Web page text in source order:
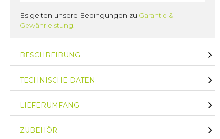
Es gelten unsere Bedingungen zu Garantie &
Gewährleistung.
BESCHREIBUNG
TECHNISCHE DATEN
LIEFERUMFANG
ZUBEHÖR